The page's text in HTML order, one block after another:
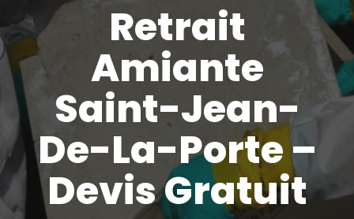
Retrait
Amiante
Saint-Jean-
De-La-Porte –
Devis Gratuit